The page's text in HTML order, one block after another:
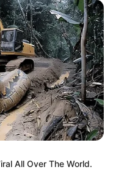
nyugatról
havazhat
az ország nagy
Délután
a
All Over The World.